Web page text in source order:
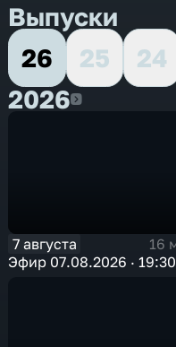
Выпуски
26
25 24
20262026
7 августа
16
Эфир 07.08.2026 · 19:30